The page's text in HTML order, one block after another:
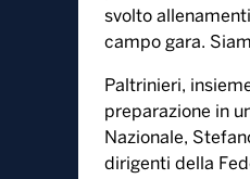
svolto
campo gara.
Paltrinieri,
preparazione in
Nazionale,
dirigenti della